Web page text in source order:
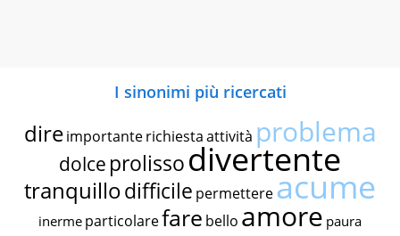
I sinonimi più ricercati
dire importante richiestaattività problema
dolce prolissodivertente
tranquillodifficile permettereacume
inerme particolarefare bello amore paura